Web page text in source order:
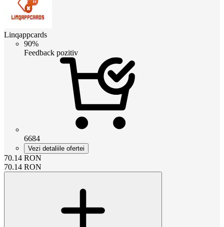
Linqappcards
90%
Feedback pozitiv
6684
Vezi detaliile ofertei
70.14 RON
70.14 RON